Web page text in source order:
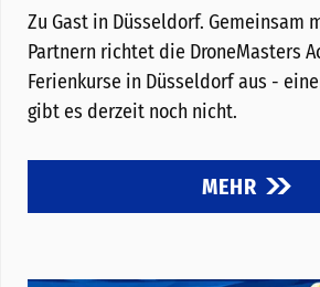
Zu Gast in Düsseldorf. Gemeinsam
Partnern richtet die DroneMasters
Ferienkurse in Düsseldorf aus -
gibt es derzeit noch nicht.
MEHR